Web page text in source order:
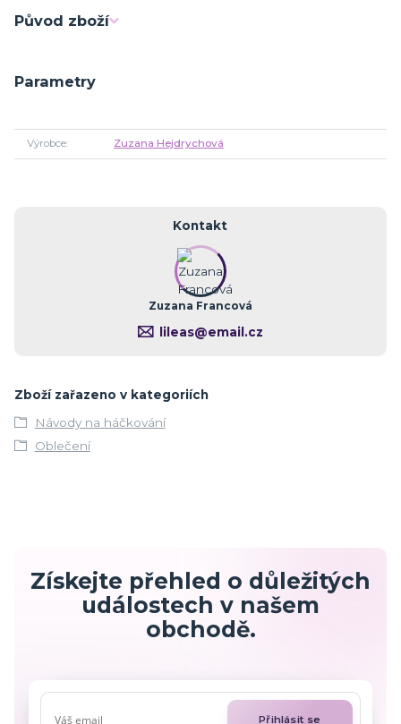
Původ zboží
Parametry
Výrobce Zuzana Hejdrychová
Kontakt
Zuzana Francová
lileas@email.cz
Zboží zařazeno v kategoriích
Návody na háčkování
Oblečení
Získejte přehled o důležitých
událostech v našem
obchodě.
Přihlásit se